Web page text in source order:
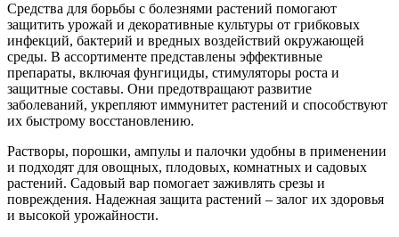
Средства для борьбы с болезнями растений помогают
защитить урожай и декоративные культуры от грибковых
инфекций, бактерий и вредных воздействий окружающей
среды. В ассортименте представлены эффективные
препараты, включая фунгициды, стимуляторы роста и
защитные составы. Они предотвращают развитие
заболеваний, укрепляют иммунитет растений и способствуют
их быстрому восстановлению.
Растворы, порошки, ампулы и палочки удобны в применении
и подходят для овощных, плодовых, комнатных и садовых
растений. Садовый вар помогает заживлять срезы и
повреждения. Надежная защита растений – залог их здоровья
и высокой урожайности.